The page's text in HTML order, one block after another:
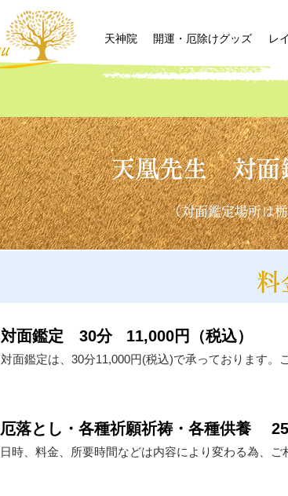
天神院 開運・厄除けグッズ レ
天凰先生 対面
（対面鑑定場所は
料
対面鑑定 30分 11,000円（税込）
対面鑑定は、30分11,000円(税込)で承っております。
厄落とし・各種祈願祈祷・各種供養
日時、料金、所要時間などは内容により変わる為、ご